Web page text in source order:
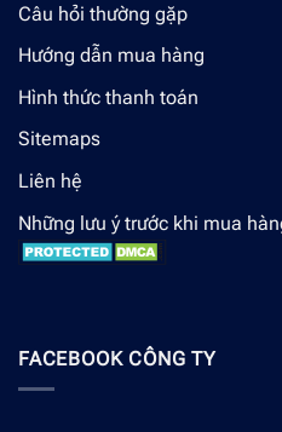
Câu hỏi thường gặp
Hướng dẫn mua hàng
Hình thức thanh toán
Sitemaps
Liên hệ
Những lưu ý trước khi mua
FACEBOOK CÔNG TY